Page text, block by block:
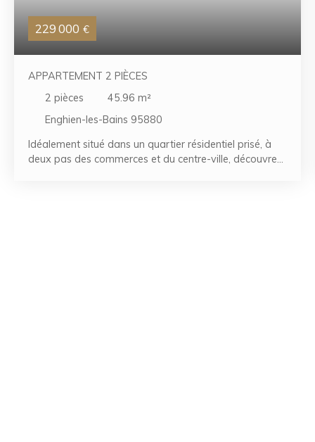
229 000 €
APPARTEMENT 2 PIÈCES
2 pièces 45.96 m²
Enghien-les-Bains 95880
Idéalement situé dans un quartier résidentiel prisé, à
deux pas des commerces et du centre-ville, découvrez